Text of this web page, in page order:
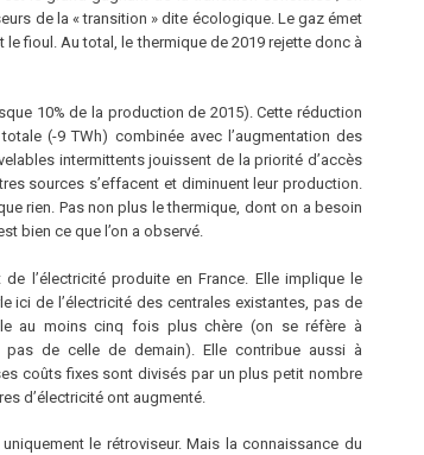
de la « transition » dite écologique. Le gaz émet
fioul. Au total, le thermique de 2019 rejette donc à
10% de la production de 2015). Cette réduction
(-9 TWh) combinée avec l’augmentation des
intermittents jouissent de la priorité d’accès
sources s’effacent et diminuent leur production.
rien. Pas non plus le thermique, dont on a besoin
bien ce que l’on a observé.
l’électricité produite en France. Elle implique le
ici de l’électricité des centrales existantes, pas de
au moins cinq fois plus chère (on se réfère à
pas de celle de demain). Elle contribue aussi à
coûts fixes sont divisés par un plus petit nombre
d’électricité ont augmenté.
le rétroviseur. Mais la connaissance du